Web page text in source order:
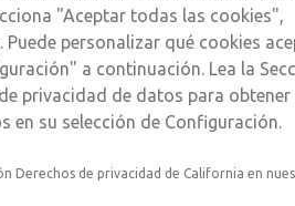
"Aceptar todas las cookies",
personalizar qué cookies
a continuación. Lea la
privacidad de datos para obtener
en su selección de Configuración.
Derechos de privacidad de California en